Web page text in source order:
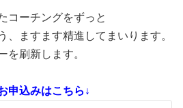
コーチングをずっと
、ますます精進してまいります。
を刷新します。
申込みはこちら↓